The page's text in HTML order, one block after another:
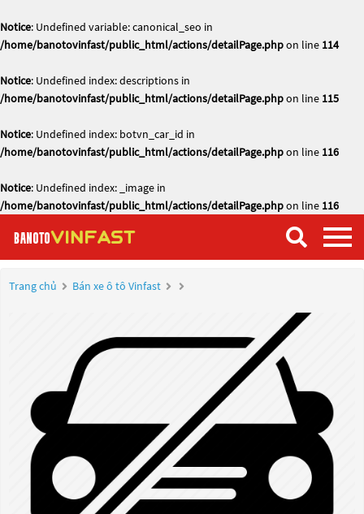
Notice: Undefined variable: canonical_seo in
/home/banotovinfast/public_html/actions/detailPage.phpon line 114
Notice: Undefined index: descriptions in
/home/banotovinfast/public_html/actions/detailPage.phpon line 115
Notice: Undefined index: botvn_car_id in
/home/banotovinfast/public_html/actions/detailPage.phpon line 116
Notice: Undefined index: _image in
/home/banotovinfast/public_html/actions/detailPage.phpon line 116
Trang chủ Bán xe ô tô Vinfast